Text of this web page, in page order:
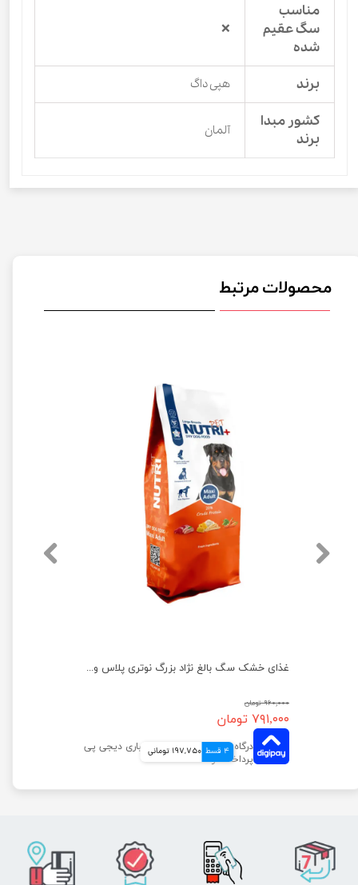
مناسب
سگ عقیم
شده
❌
برند هپی داگ
کشور مبدا
برند
آلمان
محصولات مرتبط
غذای خشک سگ بالغ نژاد بزرگ نوتری پلاس وزن 2 کیلوگرم
۹۶۰,۰۰۰ تومان
۷۹۱,۰۰۰ تومان
4 قسط 197,750 تومانی